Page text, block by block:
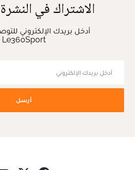
الاشتراك في النشرة
أدخل بريدك الإلكتروني
Le360Sport
أرسل